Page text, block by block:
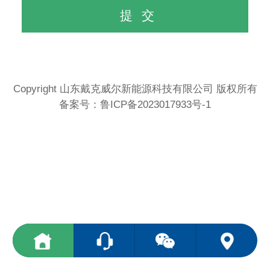
Copyright 山东戴克威尔新能源科技有限公司 版权所有
备案号： 鲁ICP备2023017933号-1